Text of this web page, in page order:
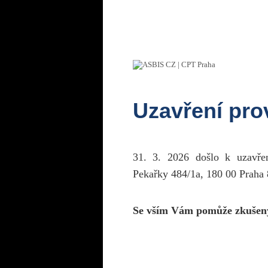
Uzavření
31. 3. 2026 došlo k
Pekařky 484/1a, 180 00 Praha
Se vším Vám pomůže